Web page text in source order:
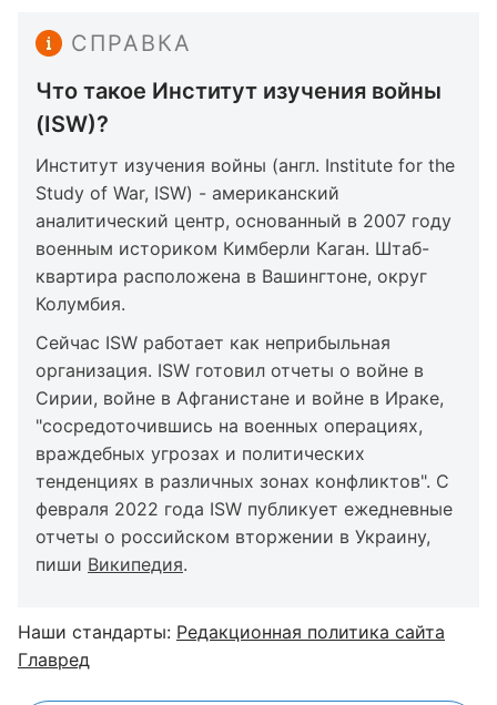
СПРАВКА
Что такое Институт изучения войны
(ISW)?
Институт изучения войны (англ. Institute for the
Study of War, ISW) - американский
аналитический центр, основанный в 2007 году
военным историком Кимберли Каган. Штаб-
квартира расположена в Вашингтоне, округ
Колумбия.
Сейчас ISW работает как неприбыльная
организация. ISW готовил отчеты о войне в
Сирии, войне в Афганистане и войне в Ираке,
"сосредоточившись на военных операциях,
враждебных угрозах и политических
тенденциях в различных зонах конфликтов". С
февраля 2022 года ISW публикует ежедневные
отчеты о российском вторжении в Украину,
пиши Википедия.
Наши стандарты: Редакционная политика сайта
Главред